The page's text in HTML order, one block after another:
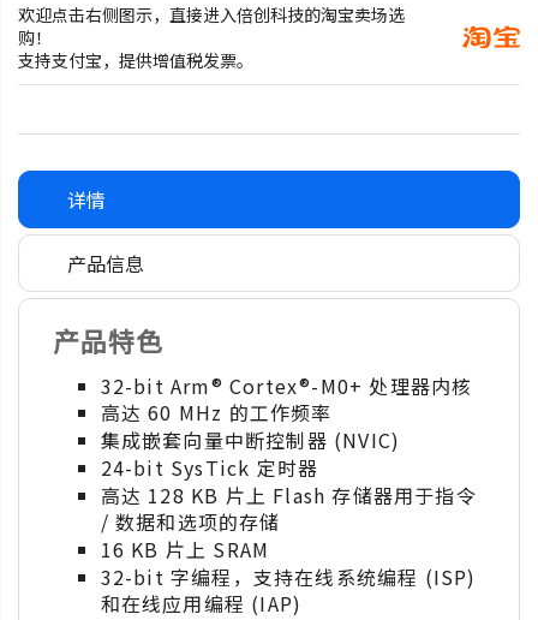
欢迎点击右侧图示，直接进入倍创科技的淘宝卖场选
购！
支持支付宝，提供增值税发票。
详情
产品信息
产品特色
32-bit Arm® Cortex®-M0+ 处理器内核
高达 60 MHz 的工作频率
集成嵌套向量中断控制器 (NVIC)
24-bit SysTick 定时器
高达 128 KB 片上 Flash 存储器用于指令
/ 数据和选项的存储
16 KB 片上 SRAM
32-bit 字编程，支持在线系统编程 (ISP)
和在线应用编程 (IAP)